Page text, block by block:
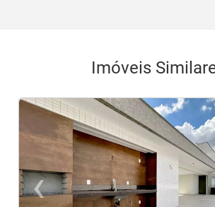
Imóveis
‹